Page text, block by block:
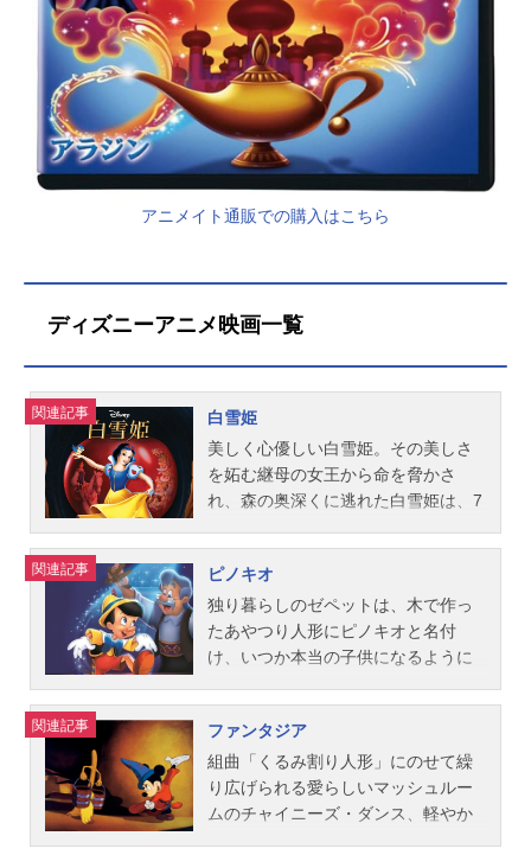
アニメイト通販での購入はこちら
ディズニーアニメ映画一覧
関連記事
白雪姫
美しく心優しい白雪姫。その美しさ
を妬む継母の女王から命を脅かさ
れ、森の奥深くに逃れた白雪姫は、7
け、くしゃみ、てれすけ、ごきげ
ん、先生、おこりんぼ―と出会い、
一緒に暮らし始めます。ある日、老
婆に姿を変えた女王が訪ねて来て、
毒リンゴを口にしてしまった白雪
こびとたちの元に王子様が現れ
て…。作品名白雪姫放送形態劇場版
アニメスケジュール1950年9月26日
（火）※吹替えでの公開は1958年キ
ャスト【1958年公開版】白雪姫：富
関連記事
ピノキオ
独り暮らしのゼペットは、木で作っ
たあやつり人形にピノキオと名付
け、いつか本当の子供になるように
晩、妖精が現れてピノキオに命を授
けます。そして、“良心”ジミニー・ク
リケットに従って、勇敢で正直で思
いやりがあれば、本物の子供になれ
ると告げるのです。ところが、ピノ
関連記事
ファンタジア
組曲「くるみ割り人形」にのせて繰
り広げられる愛らしいマッシュルー
ムのチャイニーズ・ダンス、軽やか